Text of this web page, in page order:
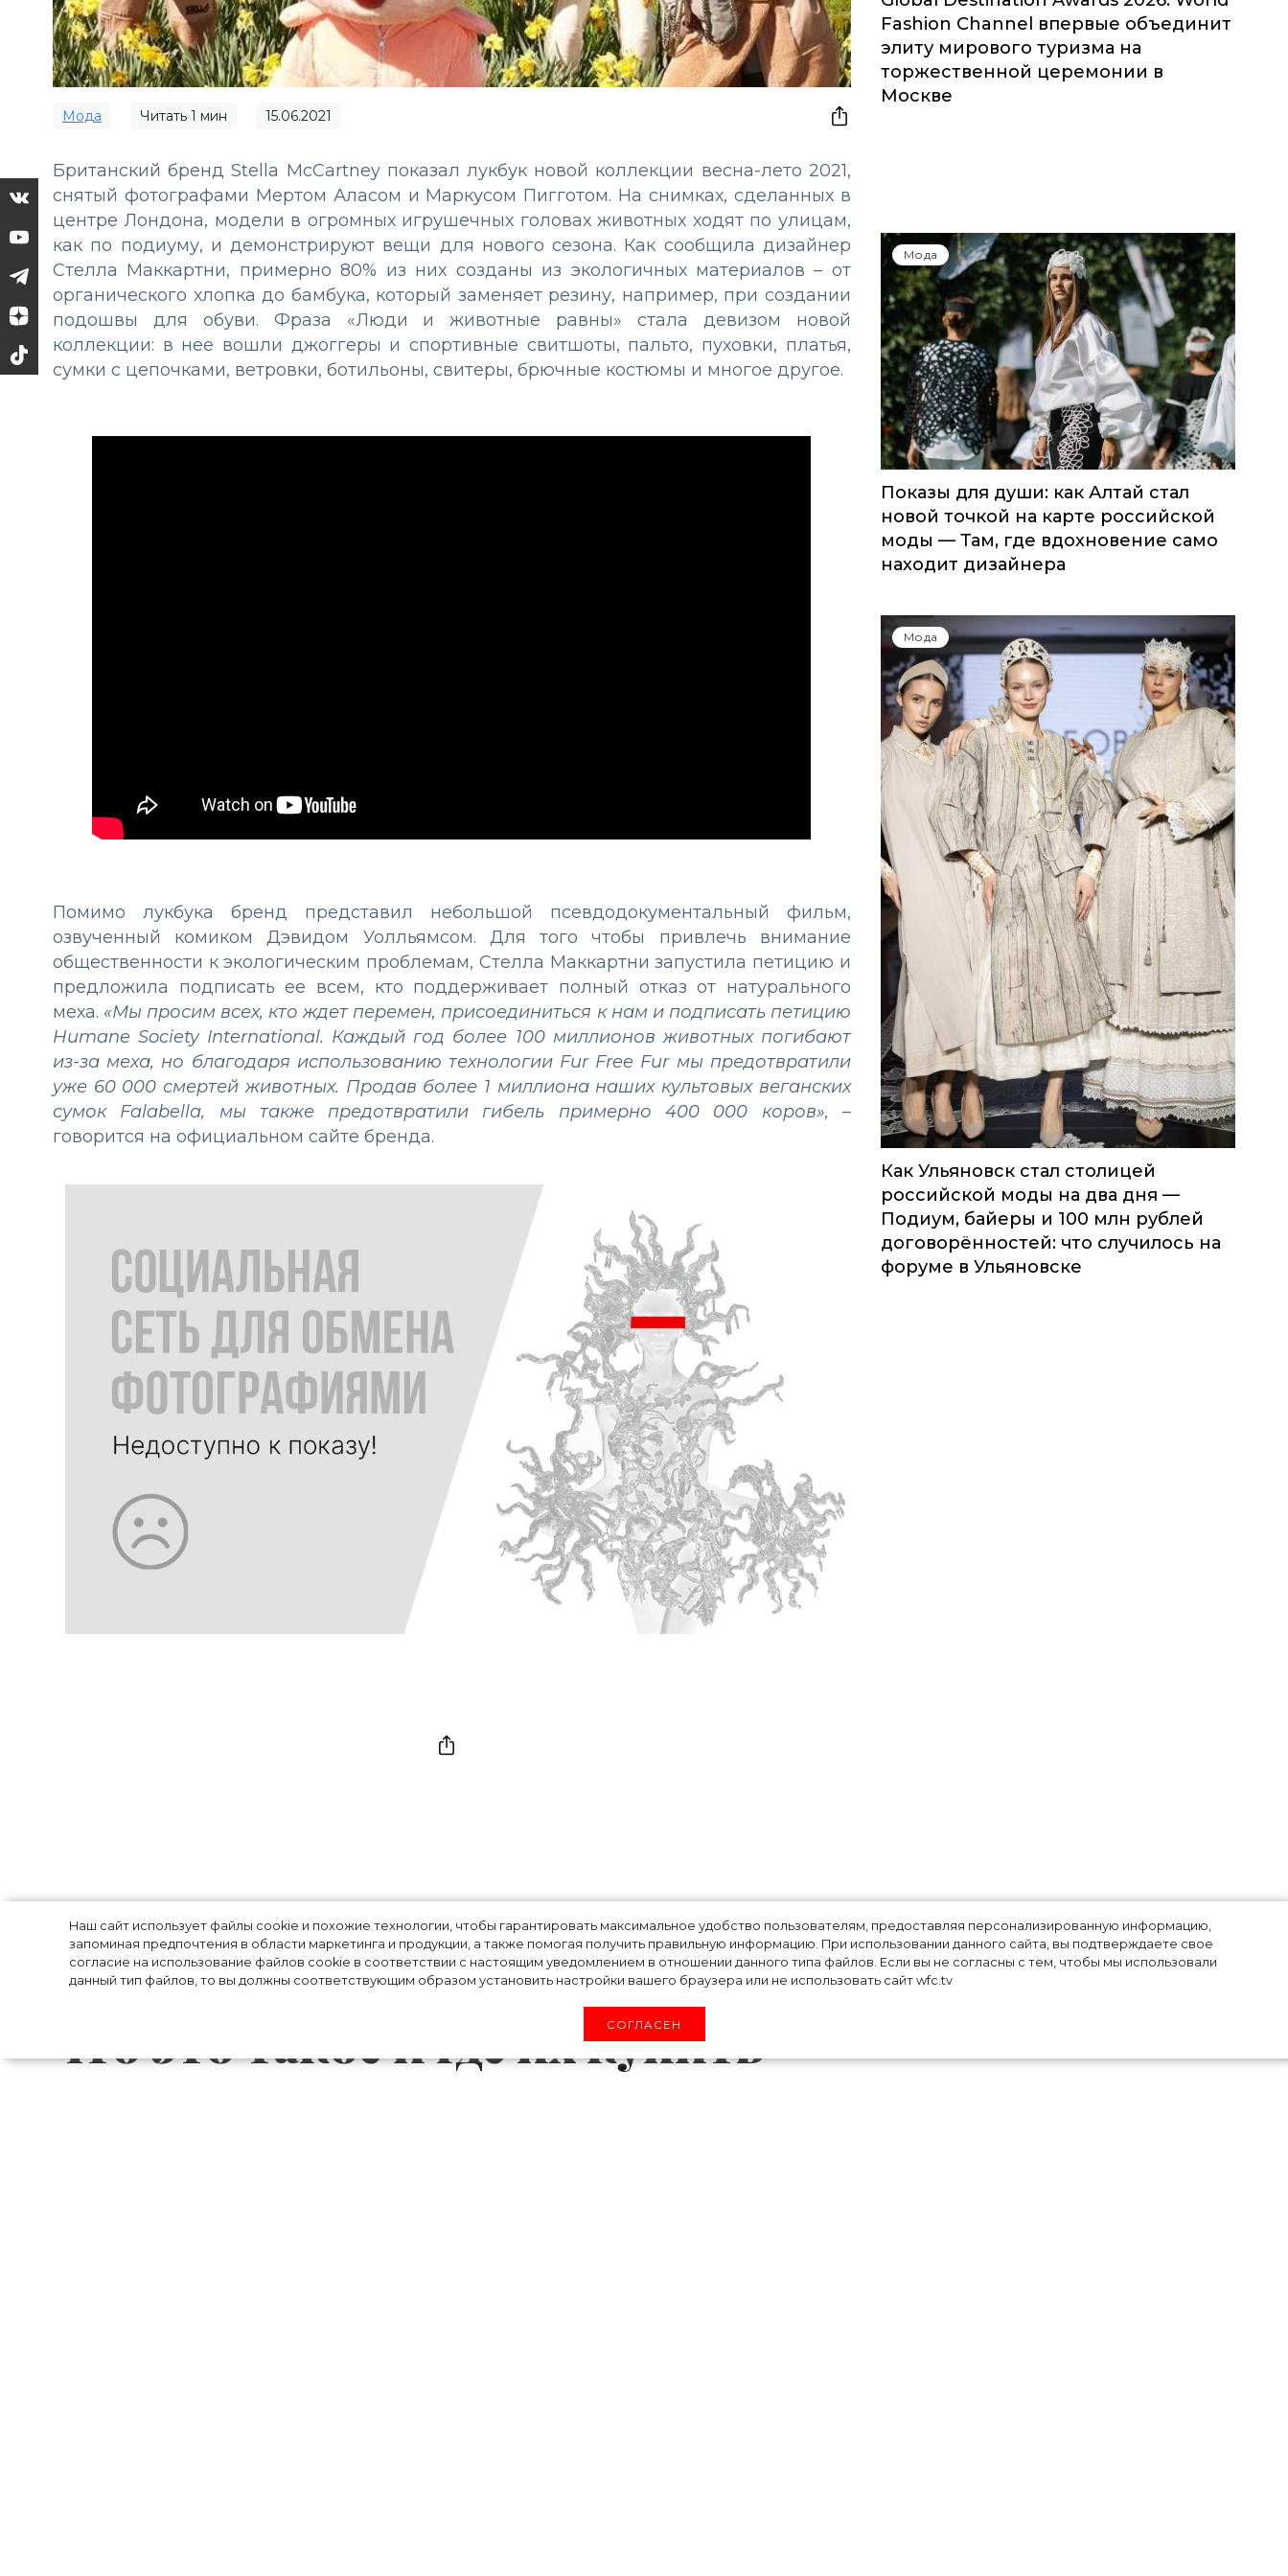
Наш сайт использует файлы cookie и похожие технологии, чтобы гарантировать максимальное удобство пользователям, предоставляя персонализированную информацию,
запоминая предпочтения в области маркетинга и продукции, а также помогая получить правильную информацию. При использовании данного сайта, вы подтверждаете свое
согласие на использование файлов cookie в соответствии с настоящим уведомлением в отношении данного типа файлов. Если вы не согласны с тем, чтобы мы использовали
данный тип файлов, то вы должны соответствующим образом установить настройки вашего браузера или не использовать сайт wfc.tv
СОГЛАСЕН
Мода Читать 1 мин 15.06.2021
Британский бренд Stella McCartney показал лукбук новой коллекции весна-лето 2021,
снятый фотографами Мертом Аласом и Маркусом Пигготом. На снимках, сделанных в
центре Лондона, модели в огромных игрушечных головах животных ходят по улицам,
как по подиуму, и демонстрируют вещи для нового сезона. Как сообщила дизайнер
Стелла Маккартни, примерно 80% из них созданы из экологичных материалов – от
органического хлопка до бамбука, который заменяет резину, например, при создании
подошвы для обуви. Фраза «Люди и животные равны» стала девизом новой
коллекции: в нее вошли джоггеры и спортивные свитшоты, пальто, пуховки, платья,
сумки с цепочками, ветровки, ботильоны, свитеры, брючные костюмы и многое другое.
Помимо лукбука бренд представил небольшой псевдодокументальный фильм,
озвученный комиком Дэвидом Уолльямсом. Для того чтобы привлечь внимание
общественности к экологическим проблемам, Стелла Маккартни запустила петицию и
предложила подписать ее всем, кто поддерживает полный отказ от натурального
меха. «Мы просим всех, кто ждет перемен, присоединиться к нам и подписать петицию
Humane Society International. Каждый год более 100 миллионов животных погибают
из-за меха, но благодаря использованию технологии Fur Free Fur мы предотвратили
уже 60 000 смертей животных. Продав более 1 миллиона наших культовых веганских
сумок Falabella, мы также предотвратили гибель примерно 400 000 коров», –
говорится на официальном сайте бренда.
Fashion Channel впервые объединит
элиту мирового туризма на
торжественной церемонии в
Москве
Мода
Показы для души: как Алтай стал
новой точкой на карте российской
моды — Там, где вдохновение само
находит дизайнера
Мода
Как Ульяновск стал столицей
российской моды на два дня —
Подиум, байеры и 100 млн рублей
договорённостей: что случилось на
форуме в Ульяновске
Recycling jewelry, или украшения
из переработанных материалов:
что это такое и где их купить